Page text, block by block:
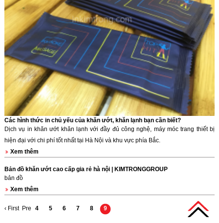
Các hình thức in chủ yếu của khăn ướt, khăn lạnh bạn cần biết?
Dịch vụ in khăn ướt khăn lạnh với đầy đủ công nghệ, máy móc trang thiết bị
hiện đại với chi phí tốt nhất tại Hà Nội và khu vực phía Bắc.
Xem thêm
Bản đồ khăn ướt cao cấp gia rẻ hà nội | KIMTRONGGROUP
bản đồ
Xem thêm
‹ First Pre 4 5 6 7 8 9